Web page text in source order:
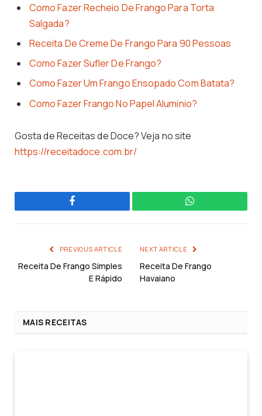
Como Fazer Recheio De Frango Para Torta
Salgada?
Receita De Creme De Frango Para 90 Pessoas
Como Fazer Sufler De Frango?
Como Fazer Um Frango Ensopado Com Batata?
Como Fazer Frango No Papel Aluminio?
Gosta de Receitas de Doce? Veja no site
https://receitadoce.com.br/
Facebook WhatsApp
PREVIOUS ARTICLE
Receita De Frango Simples
E Rápido
NEXT ARTICLE
Receita De Frango
Havaiano
MAIS RECEITAS